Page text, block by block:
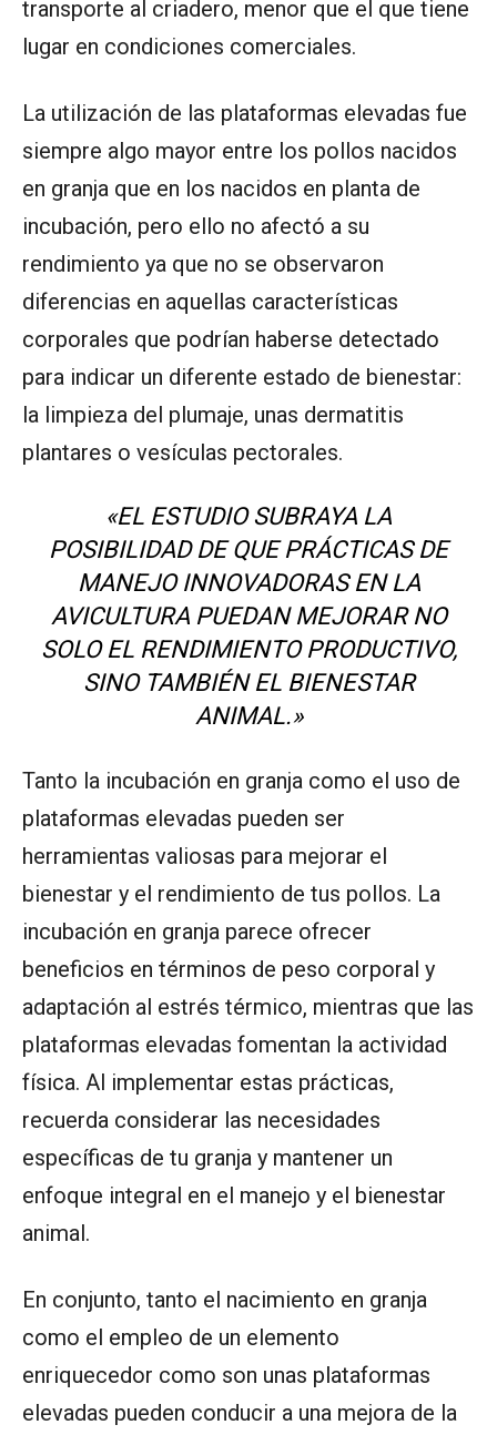
transporte al criadero, menor que el que tiene
lugar en condiciones comerciales.
La utilización de las plataformas elevadas fue
siempre algo mayor entre los pollos nacidos
en granja que en los nacidos en planta de
incubación, pero ello no afectó a su
rendimiento ya que no se observaron
diferencias en aquellas características
corporales que podrían haberse detectado
para indicar un diferente estado de bienestar:
la limpieza del plumaje, unas dermatitis
plantares o vesículas pectorales.
«EL ESTUDIO SUBRAYA LA
POSIBILIDAD DE QUE PRÁCTICAS DE
MANEJO INNOVADORAS EN LA
AVICULTURA PUEDAN MEJORAR NO
SOLO EL RENDIMIENTO PRODUCTIVO,
SINO TAMBIÉN EL BIENESTAR
ANIMAL.»
Tanto la incubación en granja como el uso de
plataformas elevadas pueden ser
herramientas valiosas para mejorar el
bienestar y el rendimiento de tus pollos. La
incubación en granja parece ofrecer
beneficios en términos de peso corporal y
adaptación al estrés térmico, mientras que las
plataformas elevadas fomentan la actividad
física. Al implementar estas prácticas,
recuerda considerar las necesidades
específicas de tu granja y mantener un
enfoque integral en el manejo y el bienestar
animal.
En conjunto, tanto el nacimiento en granja
como el empleo de un elemento
enriquecedor como son unas plataformas
elevadas pueden conducir a una mejora de la